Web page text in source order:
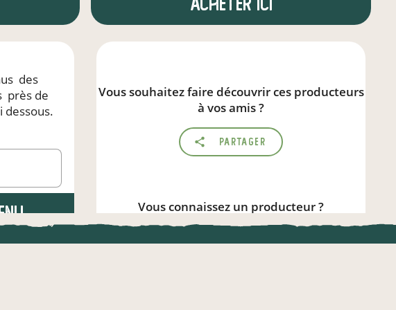
des
près de
dessous.
Vous souhaitez faire découvrir ces producteurs
à vos amis ?
Partager
Vous connaissez un producteur ?
Parlez de local.direct